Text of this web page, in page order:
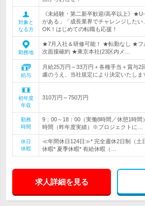
対象と
なる方
《未経験・第二新卒歓迎/高卒以上》
がある」「成長業界でチャレンジした
OK！はじめての転職も応援！
勤務地
★7月入社＆研修可能！ ★転勤なし ★フ
次面接確約 ★東京本社(23区内メ…
給与
月給25万円～33万円＋各種手当＋賞与
慮のうえ、当社規定により決定いたし
初年度
年収
310万円～750万円
勤務
時間
9：00～18：00（実働8時間／休憩1時
時間（昨年度実績）※プロジェクトに…
休日
休暇
≪年間休日124日≫* 完全週休2日制（土
休暇* 夏季休暇* 有給休暇（…
求人詳細を見る